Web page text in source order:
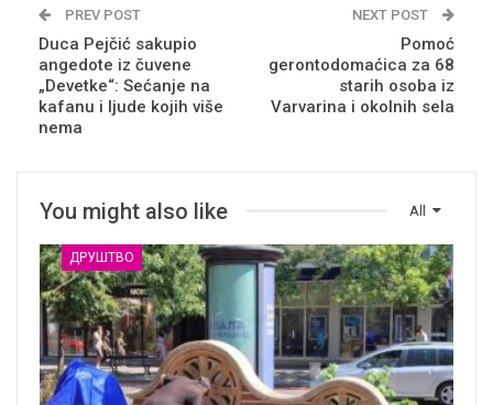
PREV POST
Duca Pejčić sakupio
angedote iz čuvene
„Devetke“: Sećanje na
kafanu i ljude kojih više
nema
NEXT POST
Pomoć
gerontodomaćica za 68
starih osoba iz
Varvarina i okolnih sela
All
You might also like
ДРУШТВО